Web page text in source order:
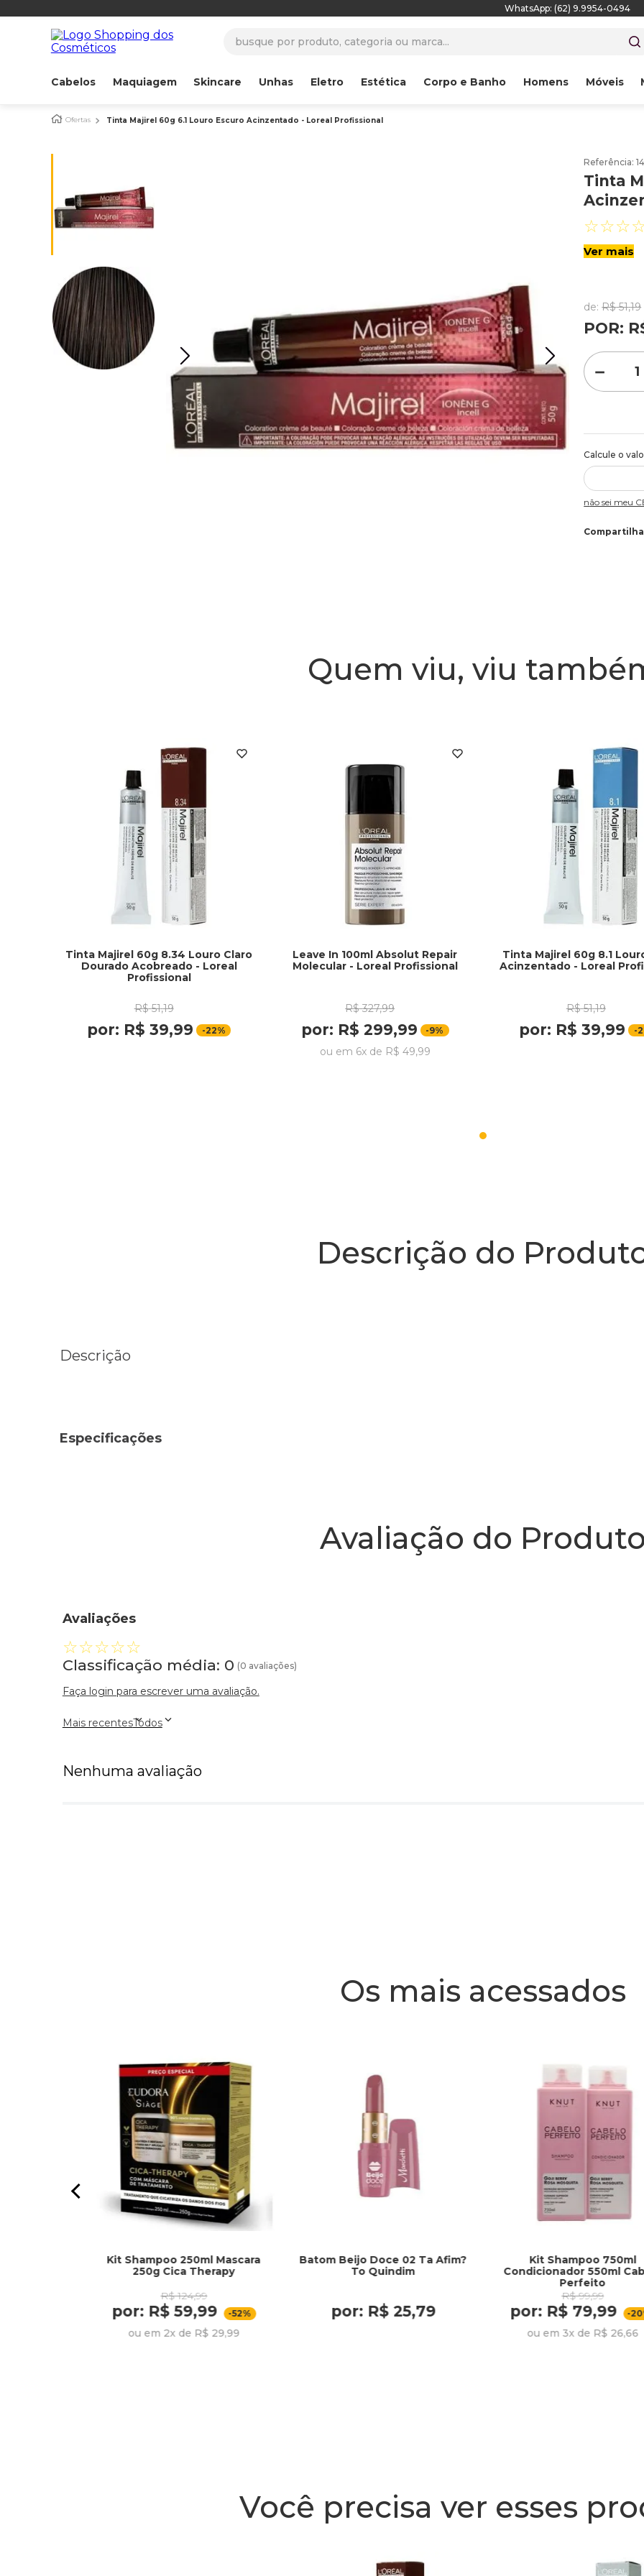
WhatsApp: (62) 9.9954-0494
Cabelos Maquiagem Skincare Unhas Eletro Estética Corpo e Banho Homens Móveis
Ofertas Tinta Majirel 60g 6.1 Louro Escuro Acinzentado - Loreal Profissional
Referência:
Tinta
☆☆☆
Ver mais
de:R$ 51,19
POR:
－
Não sei meu
Quem viu, viu
Tinta Majirel 60g 8.34 Louro Claro
Dourado Acobreado - Loreal
Profissional
R$ 51,19
por: R$ 39,99 -22%
Leave In 100ml Absolut Repair
Molecular - Loreal Profissional
R$ 327,99
por: R$ 299,99 -9%
ou em 6x de R$ 49,99
Tinta Majirel 60g 8.1
Acinzentado - Loreal
R$ 51,19
por: R$ 39,99 -
Descrição do
Descrição
Especificações
Avaliação do
Avaliações
☆☆☆☆☆
Classificação média: 0 (0 avaliações)
Faça login para escrever uma avaliação.
Mais recentesTodos
Nenhuma avaliação
Os mais acessados
Kit Shampoo 250ml Mascara
250g Cica Therapy
R$ 124,99
por: R$ 59,99 -52%
ou em 2x de R$ 29,99
Batom Beijo Doce 02 Ta Afim?
To Quindim
por: R$ 25,79
Kit Shampoo 750ml
Condicionador 550ml
Perfeito
R$ 99,99
por: R$ 79,99 -
ou em 3x de R$ 26,66
Você precisa ver esses